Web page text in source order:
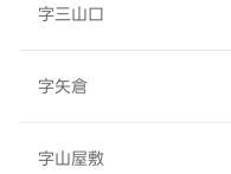
字三山口
字矢倉
字山屋敷